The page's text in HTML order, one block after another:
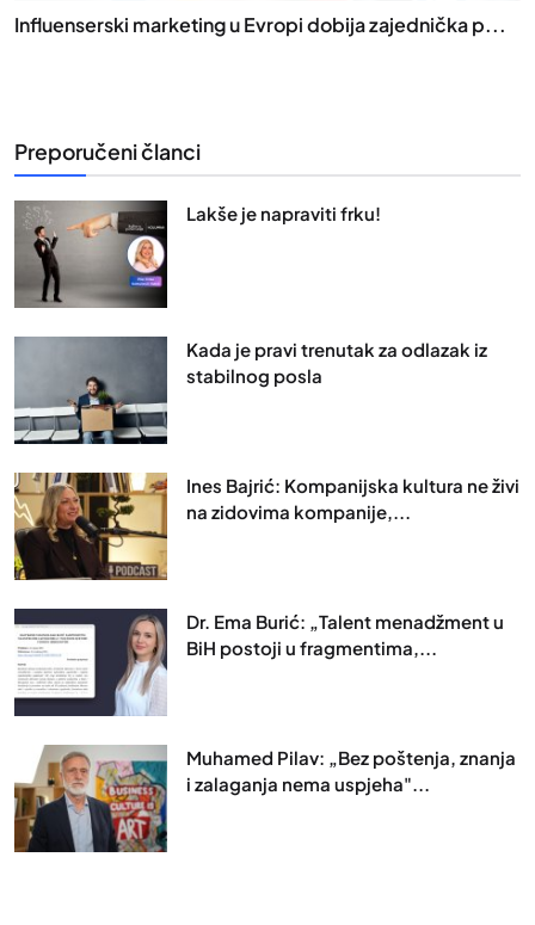
Influenserski marketing u Evropi dobija zajednička p...
Preporučeni članci
Lakše je napraviti frku!
Kada je pravi trenutak za odlazak iz
stabilnog posla
Ines Bajrić: Kompanijska kultura ne živi
na zidovima kompanije,...
Dr. Ema Burić: „Talent menadžment u
BiH postoji u fragmentima,...
Muhamed Pilav: „Bez poštenja, znanja
i zalaganja nema uspjeha"...